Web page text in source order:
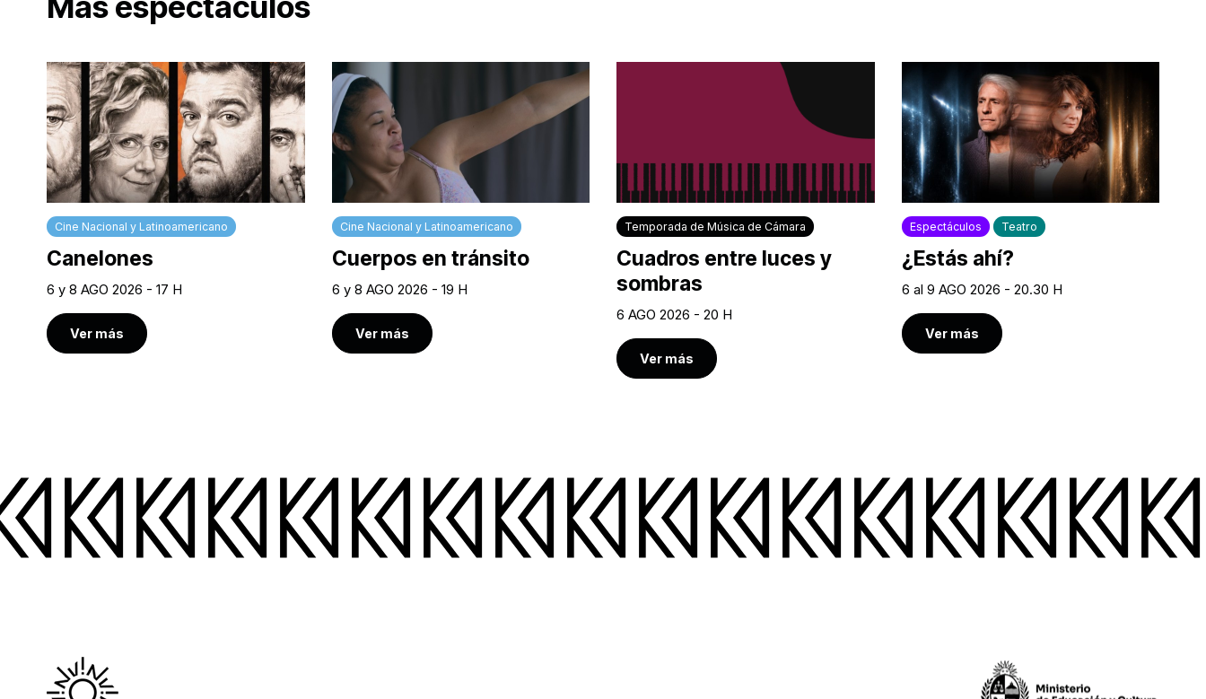
Cine Nacional y Latinoamericano
Canelones
6 y 8 AGO 2026 - 17 H
Ver más
Cine Nacional y Latinoamericano
Cuerpos en tránsito
6 y 8 AGO 2026 - 19 H
Ver más
Temporada de Música de Cámara
Cuadros entre luces y
sombras
6 AGO 2026 - 20 H
Ver más
Espectáculos Teatro
¿Estás ahí?
6 al 9 AGO 2026 - 20.30 H
Ver más